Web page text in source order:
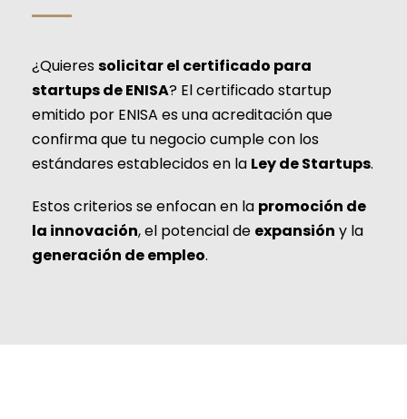
¿Quieressolicitar el certificado para
startups de ENISA? El certificado startup
emitido por ENISA es una acreditación que
confirma que tu negocio cumple con los
estándares establecidos en la Ley de Startups.
Estos criterios se enfocan en la promoción de
la innovación, el potencial de expansión y la
generación de empleo.